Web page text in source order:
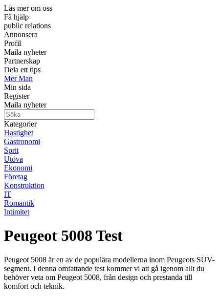
Läs mer om oss
Få hjälp
public relations
Annonsera
Profil
Maila nyheter
Partnerskap
Dela ett tips
Mer Man
Min sida
Register
Maila nyheter
Kategorier
Hastighet
Gastronomi
Sprit
Utöva
Ekonomi
Företag
Konstruktion
IT
Romantik
Intimitet
Peugeot 5008 Test
Peugeot 5008 är en av de populära modellerna inom Peugeots SUV-
segment. I denna omfattande test kommer vi att gå igenom allt du
behöver veta om Peugeot 5008, från design och prestanda till
komfort och teknik.